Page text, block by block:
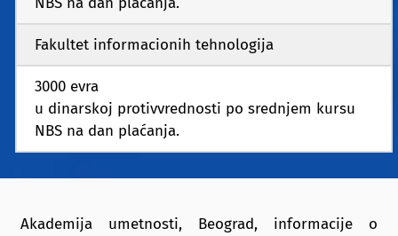
Fakultet informacionih tehnologija
3000 evra
u dinarskoj protivvrednosti po srednjem kursu
NBS na dan plaćanja.
Akademija umetnosti, Beograd, informacije o